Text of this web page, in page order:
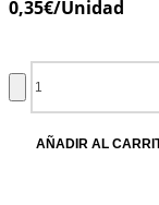
0,35€/Unidad
AÑADIR AL